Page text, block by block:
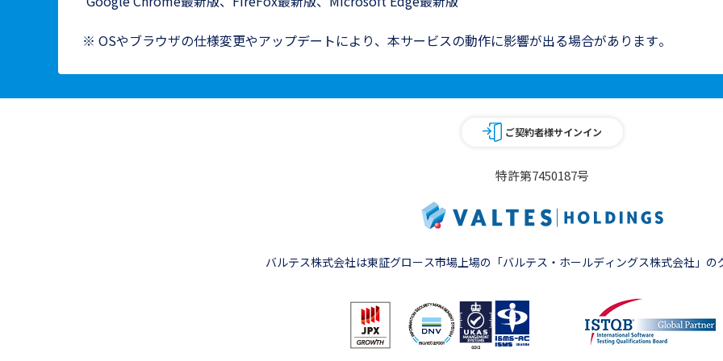
※ OSやブラウザの仕様変更やアップデートにより、本サービスの動作に影響が出る場合があります。
ご契約者様サインイン
特許第7450187号
バルテス株式会社は東証グロース市場上場の 「バルテス・ホールディングス株式会社」の